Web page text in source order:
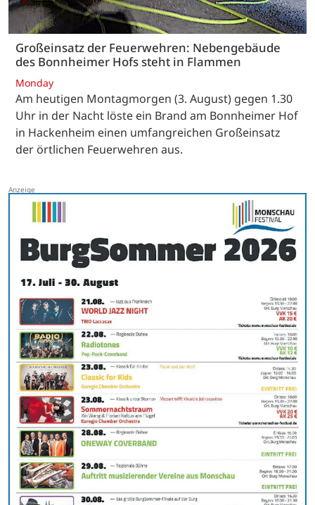
Großeinsatz der Feuerwehren: Nebengebäude
des Bonnheimer Hofs steht in Flammen
Monday
Am heutigen Montagmorgen (3. August) gegen 1.30
Uhr in der Nacht löste ein Brand am Bonnheimer Hof
in Hackenheim einen umfangreichen Großeinsatz
der örtlichen Feuerwehren aus.